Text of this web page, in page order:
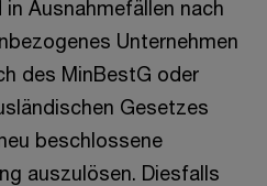
Ausnahmefällen nach
Unternehmen
des MinBestG oder
Gesetzes
beschlossene
auszulösen. Diesfalls